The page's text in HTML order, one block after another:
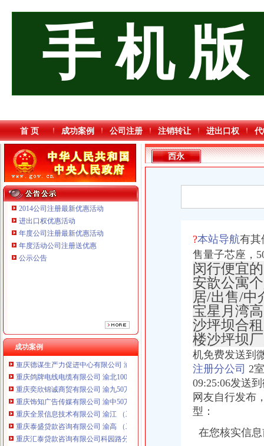
手 机 版
首 页 成功案例 公司注册 注销转让 进出口权
2014公司注册最新优惠活动
进出口权优惠活动
年度公司注册最新优惠活动
年度活动公司注册送优惠
公示公告
成功案例
重庆鸽牌电线电缆有限公司 渝北10010万 (进出口权)
重庆奕欣锦诚商贸有限公司 渝九50万 （工商注册）
重庆饰知广告传媒有限公司 渝中50万 （工商注册）
重庆全景信息技术有限公司 渝江 （工商注册）
重庆泰盛贷款咨询有限公司 渝高 （工商注册）
重庆汇泰贷款咨询有限公司科园路分公司 渝高 （工商注册）
重庆市明诚塑料制品有限责任公司 渝高100万 （进出口权）
西永
?本站导航有其
售量子芯座，
闵行便宜
安歆公寓
居/出售/中
宝星月湾
沙坪坝合
楼沙坪坝
机免费发送到
注册分公司 2
09:25:06发送
网友自行发布
型：
在您核实信